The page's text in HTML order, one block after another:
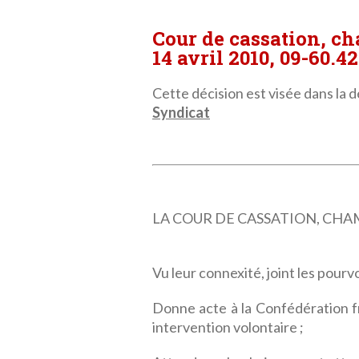
Cour de cassation,
14 avril 2010, 09-
Cette décision est visée dans la
Syndicat
LA COUR DE CASSATION,
Vu leur connexité, joint les
Donne acte à la Confédération
intervention volontaire ;